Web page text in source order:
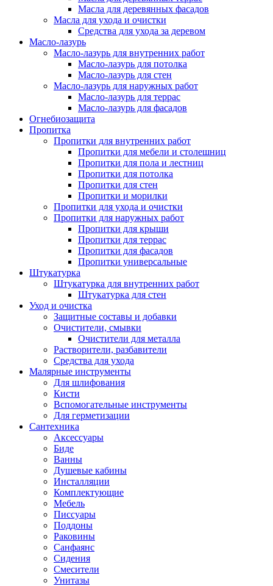
Масла для деревянных фасадов
Масла для ухода и очистки
Средства для ухода за деревом
Масло-лазурь
Масло-лазурь для внутренних работ
Масло-лазурь для потолка
Масло-лазурь для стен
Масло-лазурь для наружных работ
Масло-лазурь для террас
Масло-лазурь для фасадов
Огнебиозащита
Пропитка
Пропитки для внутренних работ
Пропитки для мебели и столешниц
Пропитки для пола и лестниц
Пропитки для потолка
Пропитки для стен
Пропитки и морилки
Пропитки для ухода и очистки
Пропитки для наружных работ
Пропитки для крыши
Пропитки для террас
Пропитки для фасадов
Пропитки универсальные
Штукатурка
Штукатурка для внутренних работ
Штукатурка для стен
Уход и очистка
Защитные составы и добавки
Очистители, смывки
Очистители для металла
Растворители, разбавители
Средства для ухода
Малярные инструменты
Для шлифования
Кисти
Вспомогательные инструменты
Для герметизации
Сантехника
Аксессуары
Биде
Ванны
Душевые кабины
Инсталляции
Комплектующие
Мебель
Писсуары
Поддоны
Раковины
Санфаянс
Сидения
Смесители
Унитазы